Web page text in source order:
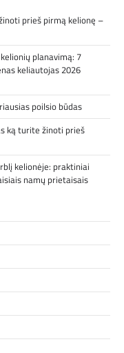
prieš pirmą kelionę –
planavimą: 7
keliautojas 2026
poilsio būdas
ką turite žinoti prieš
kelionėje: praktiniai
namų prietaisais